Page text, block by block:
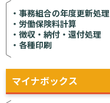
事務組合の年度更新処理
労働保険料計算
徴収・納付・還付処理
各種印刷
マイナボックス